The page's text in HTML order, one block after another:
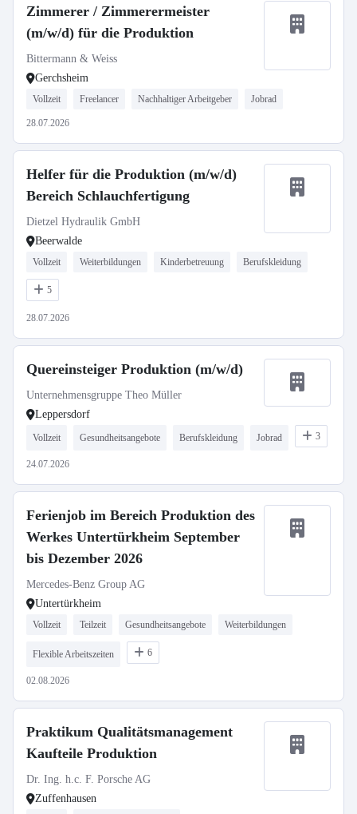
Zimmerer / Zimmerermeister
(m/w/d) für die Produktion
Bittermann & Weiss
Gerchsheim
Vollzeit Freelancer Nachhaltiger Arbeitgeber Jobrad
28.07.2026
Helfer für die Produktion (m/w/d)
Bereich Schlauchfertigung
Dietzel Hydraulik GmbH
Beerwalde
Vollzeit Weiterbildungen Kinderbetreuung Berufskleidung
5
28.07.2026
Quereinsteiger Produktion (m/w/d)
Unternehmensgruppe Theo Müller
Leppersdorf
Vollzeit Gesundheitsangebote Berufskleidung Jobrad 3
24.07.2026
Ferienjob im Bereich Produktion des
Werkes Untertürkheim September
bis Dezember 2026
Mercedes-Benz Group AG
Untertürkheim
Vollzeit Teilzeit Gesundheitsangebote Weiterbildungen
Flexible Arbeitszeiten 6
02.08.2026
Praktikum Qualitätsmanagement
Kaufteile Produktion
Dr. Ing. h.c. F. Porsche AG
Zuffenhausen